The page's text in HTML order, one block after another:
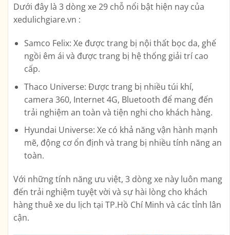
Dưới đây là 3 dòng xe 29 chỗ nổi bật hiện nay của
xedulichgiare.vn :
Samco Felix: Xe được trang bị nội thất bọc da, ghế
ngồi êm ái và được trang bị hệ thống giải trí cao
cấp.
Thaco Universe: Được trang bị nhiều túi khí,
camera 360, Internet 4G, Bluetooth để mang đến
trải nghiệm an toàn và tiện nghi cho khách hàng.
Hyundai Universe: Xe có khả năng vận hành mạnh
mẽ, động cơ ổn định và trang bị nhiều tính năng an
toàn.
Với những tính năng ưu việt, 3 dòng xe này luôn mang
đến trải nghiệm tuyệt vời và sự hài lòng cho khách
hàng thuê xe du lịch tại TP.Hồ Chí Minh và các tỉnh lân
cận.